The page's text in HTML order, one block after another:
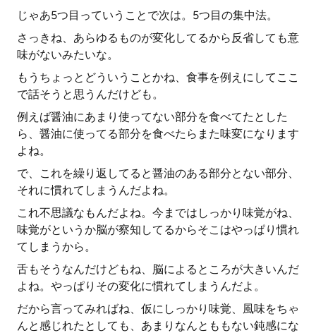
じゃあ5つ目っていうことで次は。5つ目の集中法。
さっきね、あらゆるものが変化してるから反省しても意
味がないみたいな。
もうちょっとどういうことかね、食事を例えにしてここ
で話そうと思うんだけども。
例えば醤油にあまり使ってない部分を食べてたとした
ら、醤油に使ってる部分を食べたらまた味変になります
よね。
で、これを繰り返してると醤油のある部分とない部分、
それに慣れてしまうんだよね。
これ不思議なもんだよね。今まではしっかり味覚がね、
味覚がというか脳が察知してるからそこはやっぱり慣れ
てしまうから。
舌もそうなんだけどもね、脳によるところが大きいんだ
よね。やっぱりその変化に慣れてしまうんだよ。
だから言ってみればね、仮にしっかり味覚、風味をちゃ
んと感じれたとしても、あまりなんとももない鈍感にな